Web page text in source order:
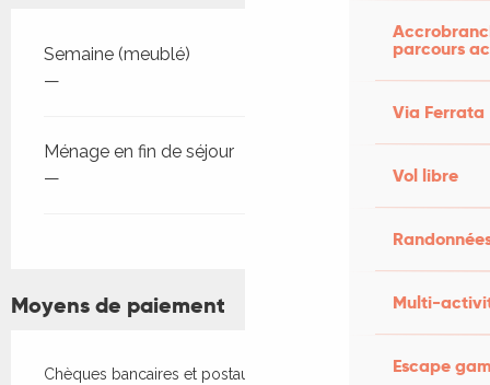
parcours
Via Ferrata
Vol libre
Multi-
Escape
Tarifs 2026
Semaine (meublé)
—
Ménage en fin de séjour
—
Moyens de paiement
Chèques bancaires et postaux